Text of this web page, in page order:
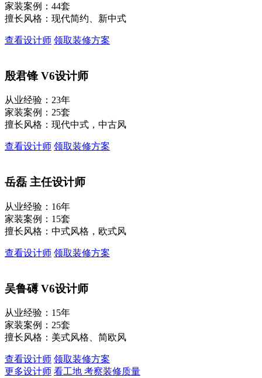
家装案例：44套
擅长风格：现代简约、新中式
查看设计师 领取装修方案
殷君锋 V6设计师
从业经验：23年
家装案例：25套
擅长风格：现代中式，中古风
查看设计师 领取装修方案
岳磊 主任设计师
从业经验：16年
家装案例：15套
擅长风格：中式风格，欧式风
查看设计师 领取装修方案
吴鲁礡V6设计师
从业经验：15年
家装案例：25套
擅长风格：美式风格、简欧风
查看设计师 领取装修方案
更多设计师 看工地 考察装修质量